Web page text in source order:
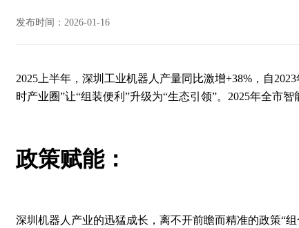
发布时间：2026-01-16
2025上半年，深圳工业机器人产量同比激增+38%，自
时产业圈”让“组装便利”升级为“生态引领”。2025年全市智
政策赋能：
深圳机器人产业的迅猛成长，离不开前瞻而精准的政策“